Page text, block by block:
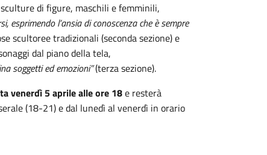
di figure, maschili e femminili,
esprimendo l’ansia di conoscenza che è sempre
scultoree tradizionali (seconda sezione) e
dal piano della tela,
soggetti ed emozioni”(terza sezione).
venerdì 5 aprile alle ore 18e resterà
(18-21) e dal lunedì al venerdì in orario